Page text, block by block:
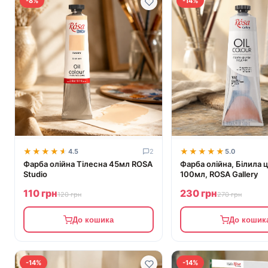
★★★★★
★★★★★ 4.5 2
Фарба олійна Тілесна 45мл ROSA
Studio
110 грн120 грн
До кошика
★★★★★
★★★★★ 5.0
Фарба олійна, Білила
100мл, ROSA Gallery
230 грн270 грн
До
-14% -14%